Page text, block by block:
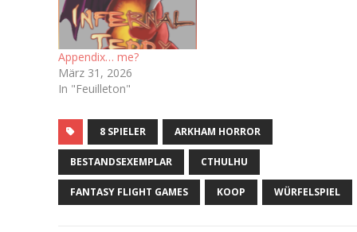
Appendix… me?
März 31, 2026
In "Feuilleton"
8 SPIELER ARKHAM HORROR
BESTANDSEXEMPLAR CTHULHU
FANTASY FLIGHT GAMES KOOP WÜRFELSPIEL